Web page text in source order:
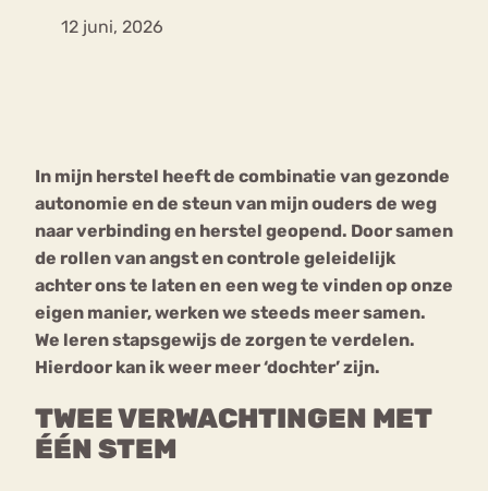
12 juni, 2026
In mijn herstel heeft de combinatie van gezonde
autonomie en de steun van mijn ouders de weg
naar verbinding en herstel geopend. Door samen
de rollen van angst en controle geleidelijk
achter ons te laten en een weg te vinden op onze
eigen manier, werken we steeds meer samen.
We leren stapsgewijs de zorgen te verdelen.
Hierdoor kan ik weer meer ‘dochter’ zijn.
TWEE VERWACHTINGEN MET
ÉÉN STEM
Eetbuien Piekeren Sport
Trauma
Angst